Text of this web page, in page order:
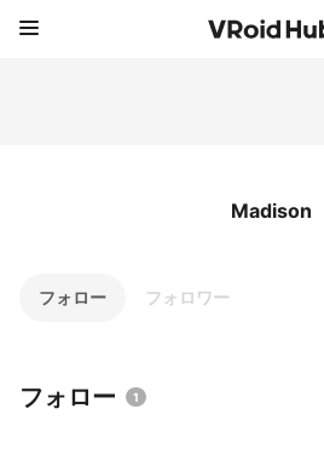
Madison
フォロー フォロワー
フォロー 1